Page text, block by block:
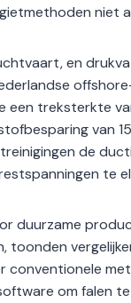
niet
en
een treksterkte
van
de
te
duurzame
toonden
conventionele
om falen te